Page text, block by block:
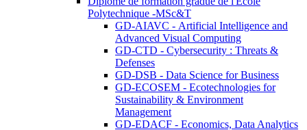
Polytechnique -MSc&T
GD-AIAVC - Artificial Intelligence and
Advanced Visual Computing
GD-CTD - Cybersecurity : Threats &
Defenses
GD-DSB - Data Science for Business
GD-ECOSEM - Ecotechnologies for
Sustainability & Environment
Management
GD-EDACF - Economics, Data Analytics